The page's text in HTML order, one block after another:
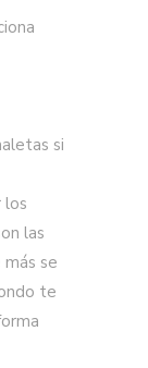
si
los
las
se
te